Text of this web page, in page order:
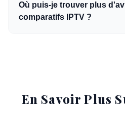
Où puis-je trouver plus
comparatifs IPTV ?
En Savoir Plus